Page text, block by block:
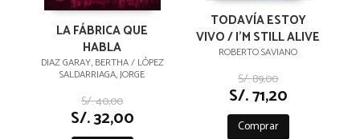
LA FÁBRICA QUE
HABLA
DIAZ GARAY, BERTHA / LÓPEZ
SALDARRIAGA, JORGE
S/. 40,00
S/. 32,00
TODAVÍA ESTOY
VIVO / I'M STILL ALIVE
ROBERTO SAVIANO
S/. 89,00
S/. 71,20
Comprar